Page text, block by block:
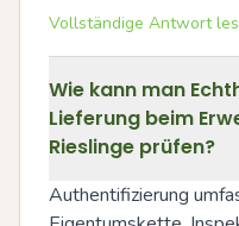
Vollständige Antwort
Wie kann man
Lieferung beim
Rieslinge prüfen?
Authentifizierung